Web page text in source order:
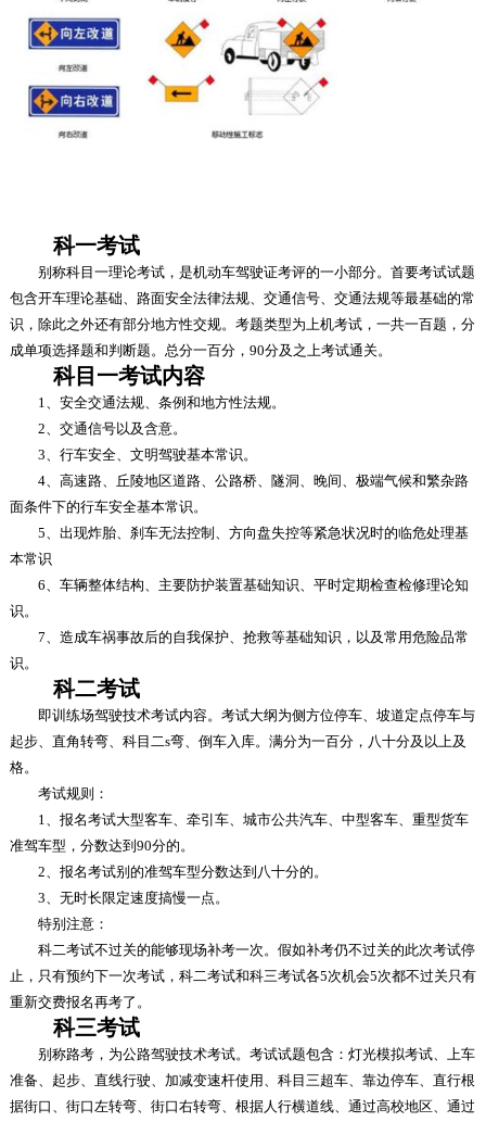
科一考试
别称科目一理论考试，是机动车驾驶证考评的一小部分。首要考试试题
包含开车理论基础、路面安全法律法规、交通信号、交通法规等最基础的常
识，除此之外还有部分地方性交规。考题类型为上机考试，一共一百题，分
成单项选择题和判断题。总分一百分，90分及之上考试通关。
科目一考试内容
1、安全交通法规、条例和地方性法规。
2、交通信号以及含意。
3、行车安全、文明驾驶基本常识。
4、高速路、丘陵地区道路、公路桥、隧洞、晚间、极端气候和繁杂路
面条件下的行车安全基本常识。
5、出现炸胎、刹车无法控制、方向盘失控等紧急状况时的临危处理基
本常识
6、车辆整体结构、主要防护装置基础知识、平时定期检查检修理论知
识。
7、造成车祸事故后的自我保护、抢救等基础知识，以及常用危险品常
识。
科二考试
即训练场驾驶技术考试内容。考试大纲为侧方位停车、坡道定点停车与
起步、直角转弯、科目二s弯、倒车入库。满分为一百分，八十分及以上及
格。
考试规则：
1、报名考试大型客车、牵引车、城市公共汽车、中型客车、重型货车
准驾车型，分数达到90分的。
2、报名考试别的准驾车型分数达到八十分的。
3、无时长限定速度搞慢一点。
特别注意：
科二考试不过关的能够现场补考一次。假如补考仍不过关的此次考试停
止，只有预约下一次考试，科二考试和科三考试各5次机会5次都不过关只有
重新交费报名再考了。
科三考试
别称路考，为公路驾驶技术考试。考试试题包含：灯光模拟考试、上车
准备、起步、直线行驶、加减变速杆使用、科目三超车、靠边停车、直行根
据街口、街口左转弯、街口右转弯、根据人行横道线、通过高校地区、通过